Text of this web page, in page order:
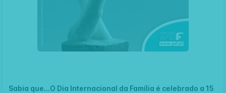
Sabia que...O Dia Internacional da Família é celebrado a 15